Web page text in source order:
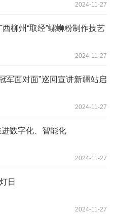
2024-11-27
柳州“取经”螺蛳粉制作技艺
2024-11-27
面对面”巡回宣讲新疆站启
2024-11-27
数字化、智能化
2024-11-27
日
2024-11-27